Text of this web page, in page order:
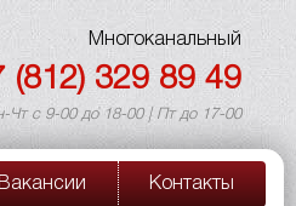
Многоканальный
(812) 329 89 49
Чт с 9-00 до 18-00 | Пт до 17-00
Вакансии Контакты